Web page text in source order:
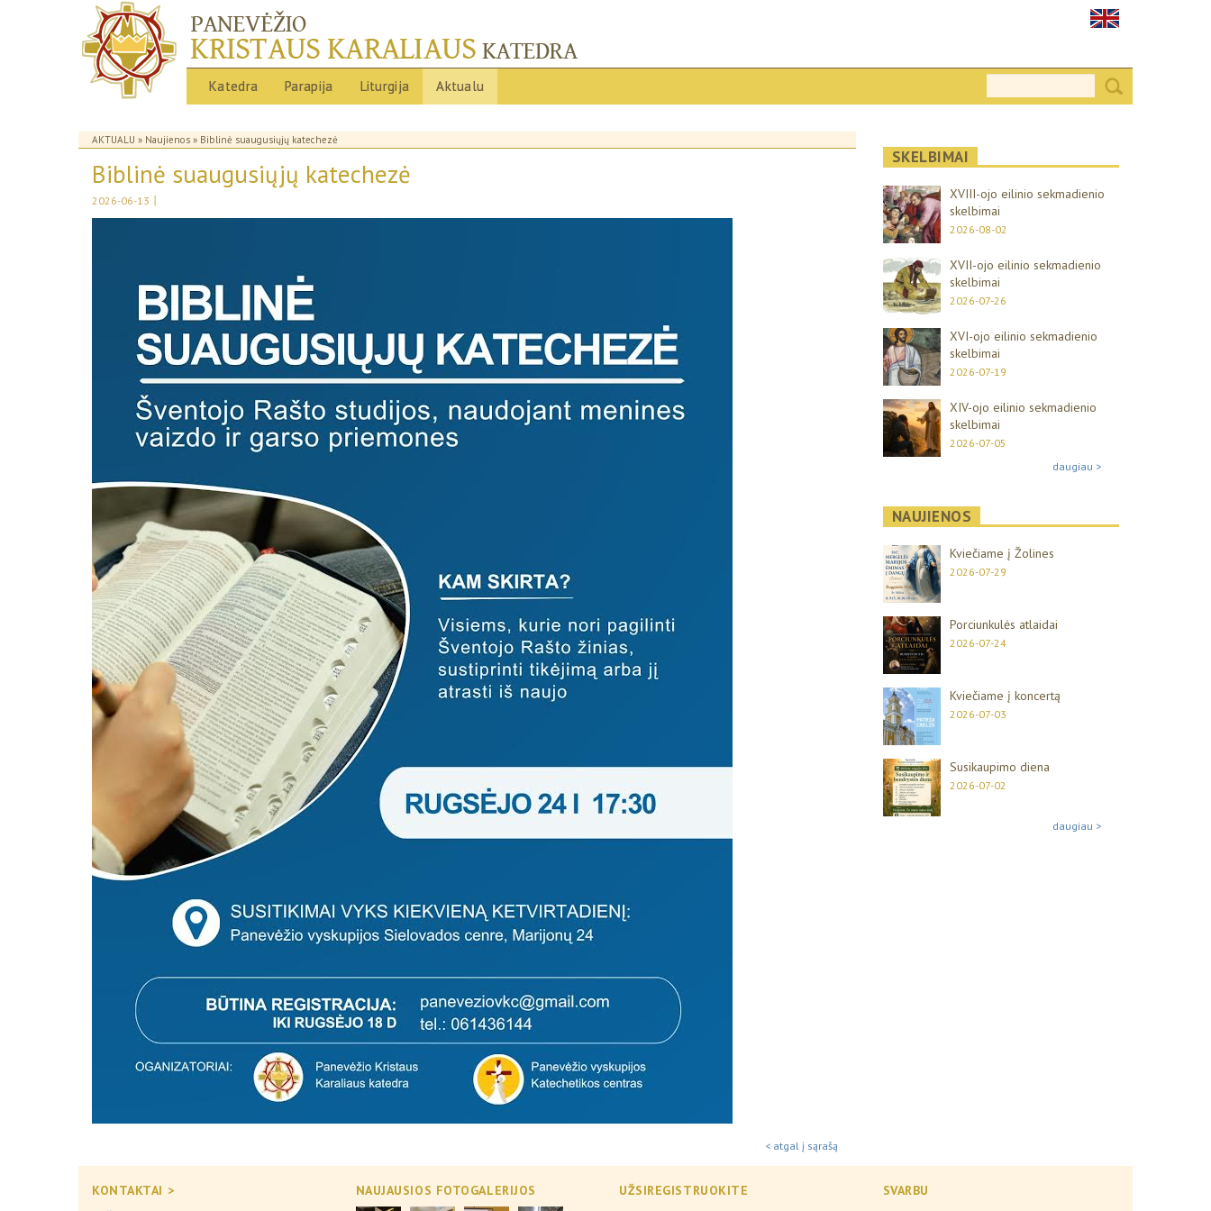
Katedra Parapija Liturgija Aktualu
AKTUALU » Naujienos » Biblinė suaugusiųjų katechezė
Biblinė suaugusiųjų katechezė
2026-06-13 |
< atgal į sąrašą
SKELBIMAI
XVIII-ojo eilinio sekmadienio
skelbimai
2026-08-02
XVII-ojo eilinio sekmadienio
skelbimai
2026-07-26
XVI-ojo eilinio sekmadienio
skelbimai
2026-07-19
XIV-ojo eilinio sekmadienio
skelbimai
2026-07-05
daugiau >
NAUJIENOS
Kviečiame į Žolines
2026-07-29
Porciunkulės atlaidai
2026-07-24
Kviečiame į koncertą
2026-07-03
Susikaupimo diena
2026-07-02
daugiau >
KONTAKTAI >
NAUJAUSIOS FOTOGALERIJOS
UŽSIREGISTRUOKITE
SVARBU